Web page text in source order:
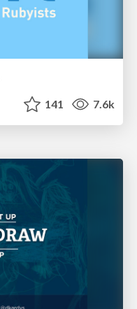
141 7.6k